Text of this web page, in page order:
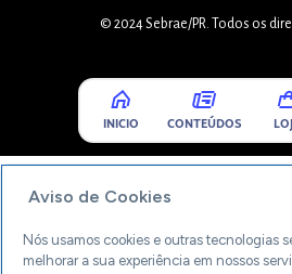
© 2024 Sebrae/PR. Todos os
INICIO CONTEÚDOS
Aviso de Cookies
Nós usamos cookies e outras tecnologias
melhorar a sua experiência em nossos